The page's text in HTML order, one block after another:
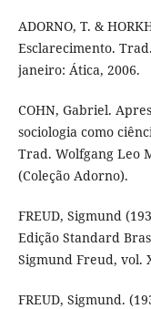
ADORNO, T. &
Esclarecimento.
janeiro: Ática, 2006.
COHN, Gabriel.
sociologia como
Trad. Wolfgang Leo
(Coleção Adorno).
FREUD, Sigmund
Edição Standard
Sigmund Freud, vol.
FREUD, Sigmund.